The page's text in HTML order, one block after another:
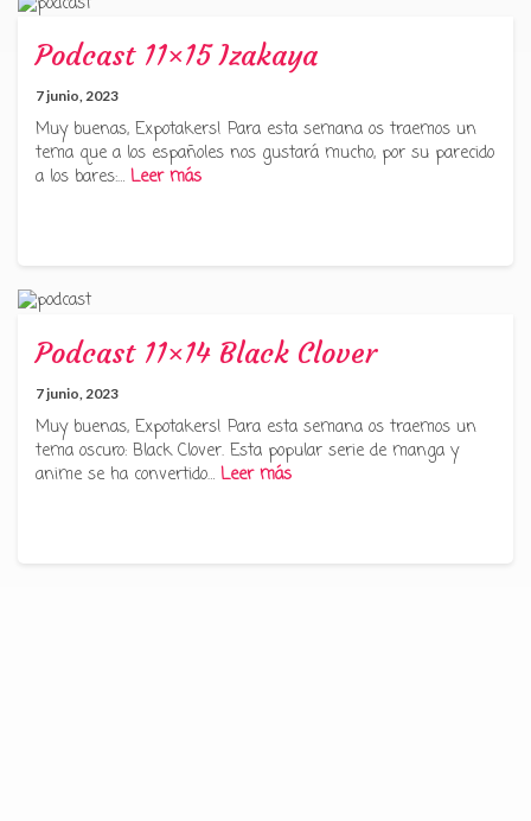
Podcast 11×15 Izakaya
7 junio, 2023
Muy buenas, Expotakers! Para esta semana os traemos un
tema que a los españoles nos gustará mucho, por su parecido
a los bares:… Leer más
Podcast 11×14 Black Clover
7 junio, 2023
Muy buenas, Expotakers! Para esta semana os traemos un
tema oscuro: Black Clover. Esta popular serie de manga y
anime se ha convertido… Leer más